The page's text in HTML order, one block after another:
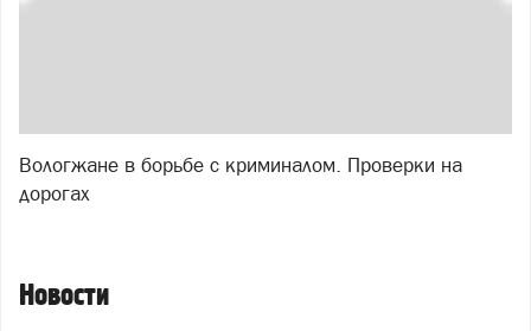
Вологжане в борьбе с криминалом. Проверки на
дорогах
Новости